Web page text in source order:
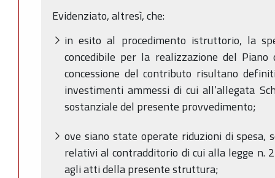
Evidenziato, altresì, che:
in esito al procedimento istruttorio, la
concedibile per la realizzazione del
concessione del contributo risultano
investimenti ammessi di cui all’allegata
sostanziale del presente provvedimento;
ove siano state operate riduzioni di
relativi al contradditorio di cui alla legge n.
agli atti della presente struttura;